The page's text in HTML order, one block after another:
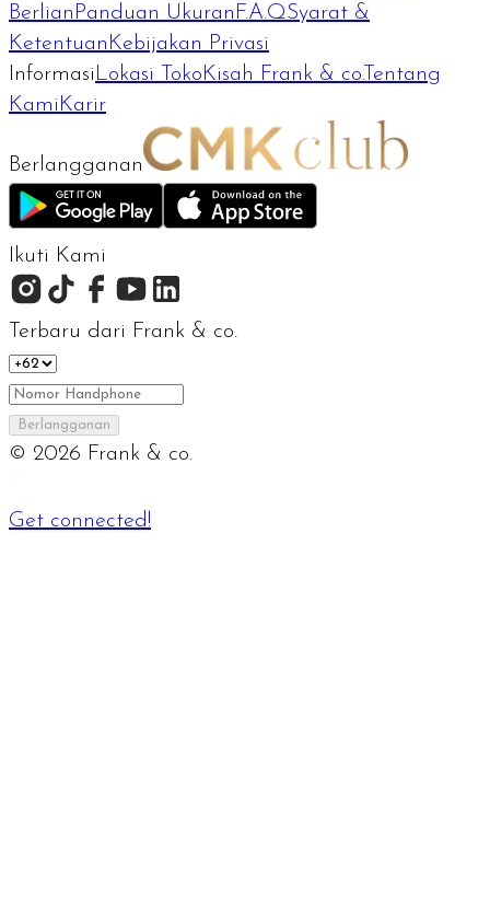
Berlian Panduan Ukuran F.A.QSyarat &
Ketentuan Kebijakan Privasi
Informasi Lokasi Toko Kisah Frank & co.Tentang
Kami Karir
Berlangganan
Ikuti Kami
Terbaru dari Frank & co.
Berlangganan
© 2026 Frank & co.
Get connected!